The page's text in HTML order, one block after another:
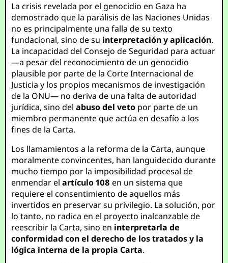
La crisis revelada por el genocidio en Gaza ha
demostrado que la parálisis de las Naciones Unidas
no es principalmente una falla de su texto
fundacional, sino de su interpretación y aplicación.
La incapacidad del Consejo de Seguridad para actuar
—a pesar del reconocimiento de un genocidio
plausible por parte de la Corte Internacional de
Justicia y los propios mecanismos de investigación
de la ONU— no deriva de una falta de autoridad
jurídica, sino delabuso del veto por parte de un
miembro permanente que actúa en desafío a los
fines de la Carta.
Los llamamientos a la reforma de la Carta, aunque
moralmente convincentes, han languidecido durante
mucho tiempo por la imposibilidad procesal de
enmendar elartículo 108 en un sistema que
requiere el consentimiento de aquellos más
invertidos en preservar su privilegio. La solución, por
lo tanto, no radica en el proyecto inalcanzable de
reescribir la Carta, sino en interpretarla de
conformidad con el derecho de los tratados y la
lógica interna de la propia Carta.